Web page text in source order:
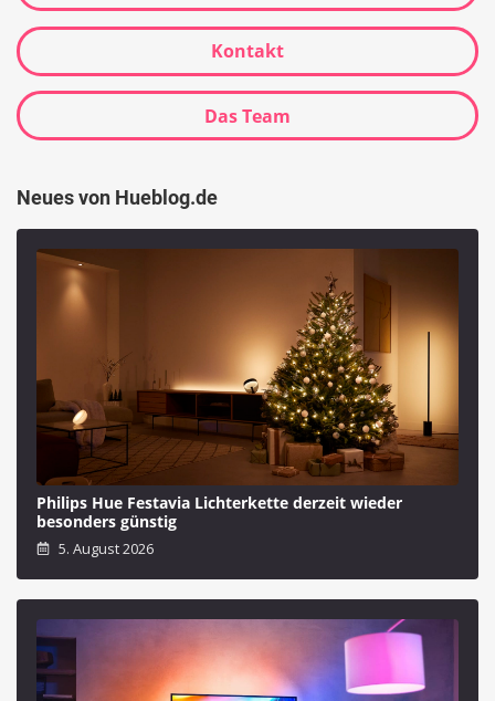
Kontakt
Das Team
Neues von Hueblog.de
Philips Hue Festavia Lichterkette derzeit wieder
besonders günstig
5. August 2026